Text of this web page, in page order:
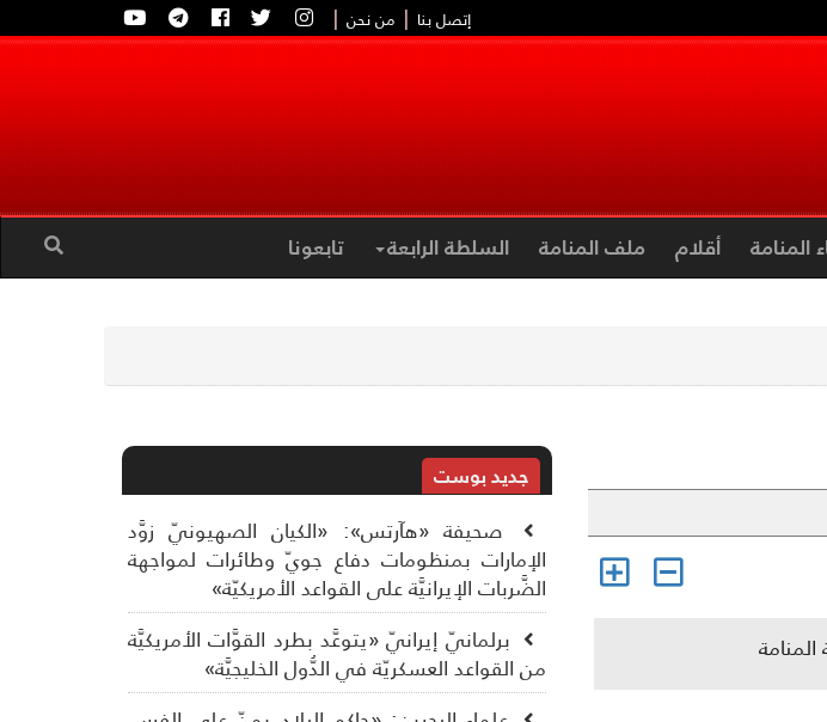
إتصل بنا | من نحن |
المنامة أقلام ملف المنامة السلطة الرابعة تابعونا
جديد بوست
صحيفة «هآرتس»: «الكيان الصهيونيّ زوَّد
الإمارات بمنظومات دفاع جويّ وطائرات لمواجهة
الضَّربات الإيرانيَّة على القواعد الأمريكيّة»
برلمانيّ إيرانيّ «يتوعَّد بطرد القوَّات الأمريكيَّة
من القواعد العسكريّة في الدُّول الخليجيَّة»